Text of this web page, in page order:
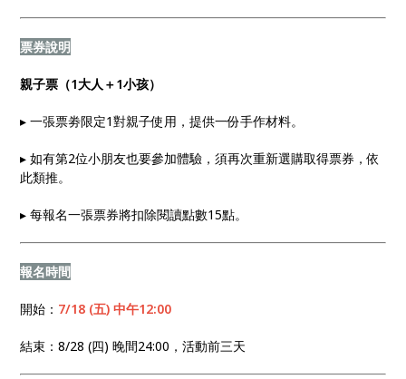
票券說明
親子票（1大人＋1小孩）
▸ 一張票劵限定1對親子使用，提供一份手作材料。
▸ 如有第2位小朋友也要參加體驗，須再次重新選購取得票券，依
此類推。
▸ 每報名一張票券將扣除閱讀點數15點。
報名時間
開始： 7/18 (五) 中午12:00
結束：8/28 (四) 晚間24:00，活動前三天